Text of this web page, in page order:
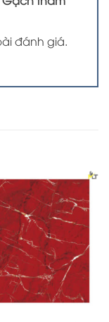
đánh giá.